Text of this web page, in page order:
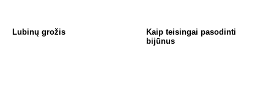
Lubinų grožis
Kaip teisingai pasodinti
bijūnus